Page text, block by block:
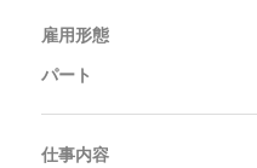
雇用形態
パート
仕事内容